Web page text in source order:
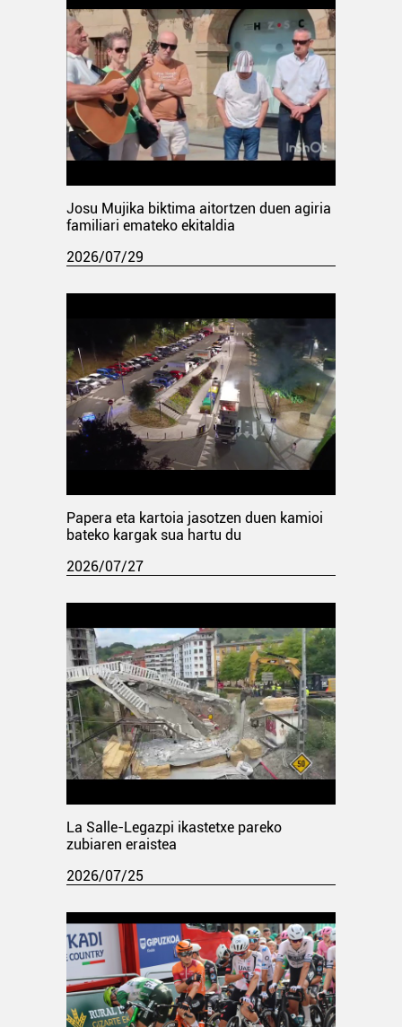
Josu Mujika biktima aitortzen duen agiria
familiari emateko ekitaldia
2026/07/29
Papera eta kartoia jasotzen duen kamioi
bateko kargak sua hartu du
2026/07/27
La Salle-Legazpi ikastetxe pareko
zubiaren eraistea
2026/07/25